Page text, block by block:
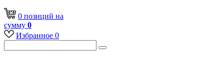
0 позиций на
сумму 0
Избранное 0